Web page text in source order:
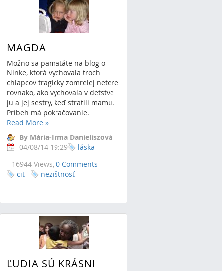
MAGDA
Možno sa pamätáte na blog o
Ninke, ktorá vychovala troch
chlapcov tragicky zomrelej netere
rovnako, ako vychovala v detstve
ju a jej sestry, keď stratili mamu.
Príbeh má pokračovanie.
Read More »
By Mária-Irma Danieliszová
04/08/14 19:29
16944 Views, 0 Comments
láska
cit nezištnosť
ĽUDIA SÚ KRÁSNI